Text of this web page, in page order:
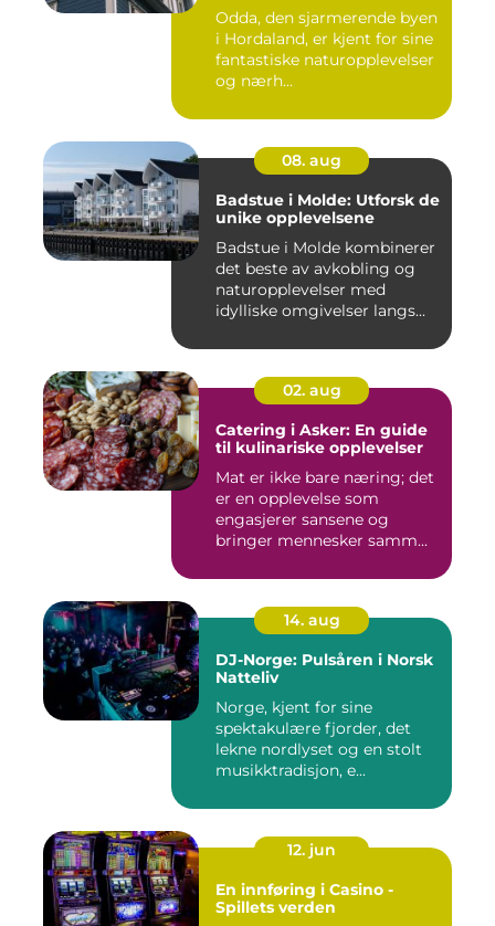
Odda, den sjarmerende byen
i Hordaland, er kjent for sine
fantastiske naturopplevelser
og nærh...
08. aug
Badstue i Molde: Utforsk de
unike opplevelsene
Badstue i Molde kombinerer
det beste av avkobling og
naturopplevelser med
idylliske omgivelser langs...
02. aug
Catering i Asker: En guide
til kulinariske opplevelser
Mat er ikke bare næring; det
er en opplevelse som
engasjerer sansene og
bringer mennesker samm...
14. aug
DJ-Norge: Pulsåren i Norsk
Natteliv
Norge, kjent for sine
spektakulære fjorder, det
lekne nordlyset og en stolt
musikktradisjon, e...
12. jun
En innføring i Casino -
Spillets verden